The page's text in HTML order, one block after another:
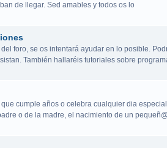
de llegar. Sed amables y todos os lo
foro, se os intentará ayudar en lo posible.
También hallaréis tutoriales sobre
cumple años o celebra cualquier dia especial
o de la madre, el nacimiento de un pequeñ@